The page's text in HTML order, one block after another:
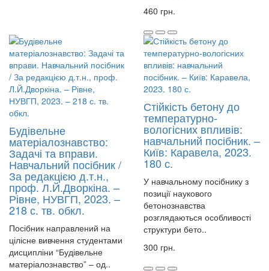
460 грн.
Будівельне
матеріалознавство:
Задачі та вправи.
Навчальний посібник /
За редакцією д.т.н.,
проф. Л.Й.Дворкіна. –
Рівне, НУВГП, 2023. –
218 с. тв. обкл.
Посібник направлений на
цілісне вивчення студентами
дисципліни “Будівельне
матеріалознавство” – од..
Стійкість бетону до
температурно-
вологісних впливів:
навчальний посібник. –
Київ: Каравела, 2023.
180 с.
У навчальному посібнику з
позиції наукового
бетонознавства
розглядаються особливості
структури бето..
300 грн.